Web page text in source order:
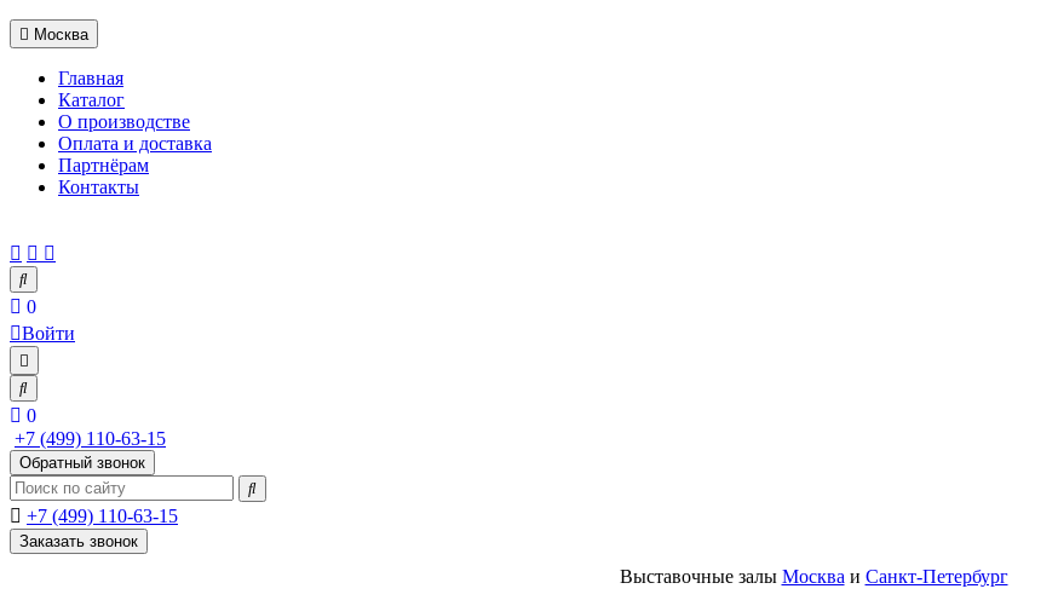
Москва
Главная
Каталог
О производстве
Оплата и доставка
Партнёрам
Контакты
0
Войти
0
+7 (499) 110-63-15
Обратный звонок
+7 (499) 110-63-15
Заказать звонок
Выставочные залы Москва и Санкт-Петербург